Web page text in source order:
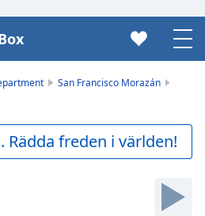
San Francisco Morazán
Rädda freden i världen!